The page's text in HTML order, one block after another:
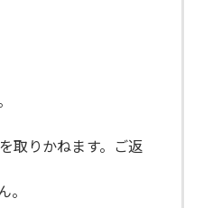
取りかねます。ご返